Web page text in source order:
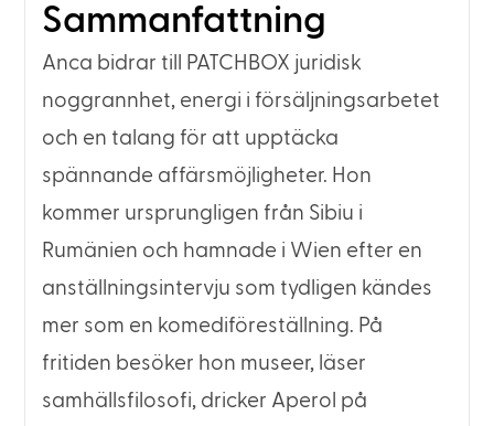
Sammanfattning
Anca bidrar till PATCHBOX juridisk
noggrannhet, energi i försäljningsarbetet
och en talang för att upptäcka
spännande affärsmöjligheter. Hon
kommer ursprungligen från Sibiu i
Rumänien och hamnade i Wien efter en
anställningsintervju som tydligen kändes
mer som en komediföreställning. På
fritiden besöker hon museer, läser
samhällsfilosofi, dricker Aperol på